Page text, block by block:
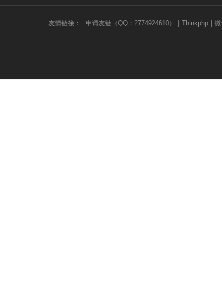
友情链接： 申请友链（QQ：2774924610） Thinkphp